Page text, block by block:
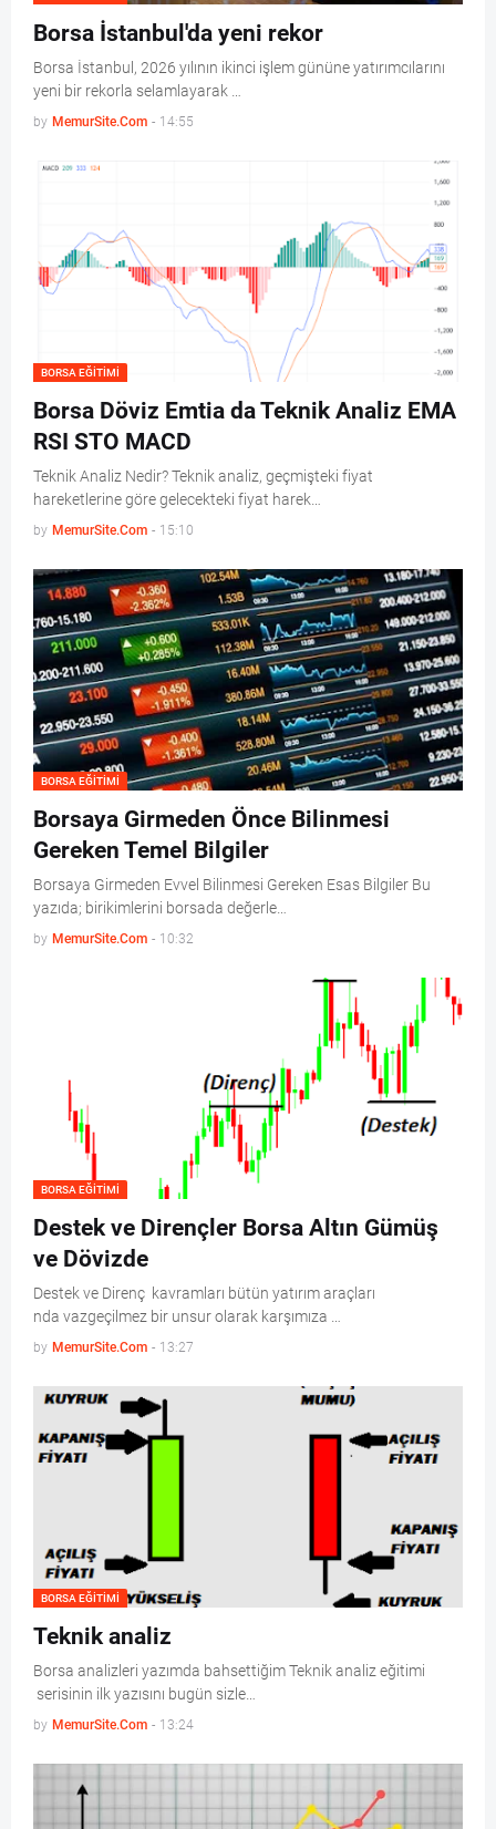
Borsa İstanbul'da yeni rekor
Borsa İstanbul, 2026 yılının ikinci işlem gününe yatırımcılarını
yeni bir rekorla selamlayarak …
by MemurSite.Com - 14:55
BORSA EĞITIMI
Borsa Döviz Emtia da Teknik Analiz EMA
RSI STO MACD
Teknik Analiz Nedir? Teknik analiz, geçmişteki fiyat
hareketlerine göre gelecekteki fiyat harek…
by MemurSite.Com - 15:10
BORSA EĞITIMI
Borsaya Girmeden Önce Bilinmesi
Gereken Temel Bilgiler
Borsaya Girmeden Evvel Bilinmesi Gereken Esas Bilgiler Bu
yazıda; birikimlerini borsada değerle…
by MemurSite.Com - 10:32
BORSA EĞITIMI
Destek ve Dirençler Borsa Altın Gümüş
ve Dövizde
Destek ve Direnç kavramları bütün yatırım araçları
nda vazgeçilmez bir unsur olarak karşımıza …
by MemurSite.Com - 13:27
BORSA EĞITIMI
Teknik analiz
Borsa analizleri yazımda bahsettiğim Teknik analiz eğitimi
serisinin ilk yazısını bugün sizle…
by MemurSite.Com - 13:24